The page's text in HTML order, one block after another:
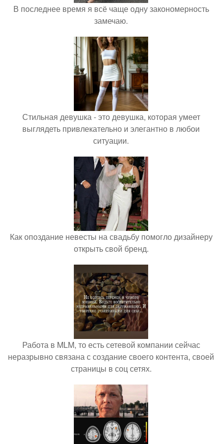
В последнее время я всё чаще одну закономерность
замечаю.
Стильная девушка - это девушка, которая умеет
выглядеть привлекательно и элегантно в любои
ситуации.
Как опоздание невесты на свадьбу помогло дизайнеру
открыть свой бренд.
Работа в MLM, то есть сетевой компании сейчас
неразрывно связана с создание своего контента, своей
страницы в соц сетях.